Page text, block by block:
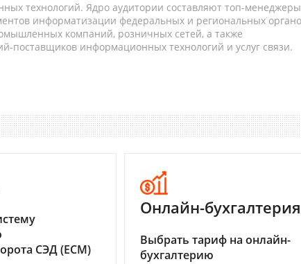
технологий. Ядро аудитории составляют топ-
информатизации федеральных и региональных
компаний, розничных сетей, а также
поставщиков информационных технологий и услуг связи.
СЭД (ECM)
Онлайн-бухгалтерия
Выбрать тариф на онлайн-
бухгалтерию